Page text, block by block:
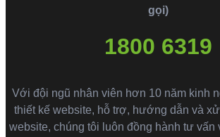
gọi)
1800 6319
Với đội ngũ nhân viên hơn 10 năm kinh
thiết kế website, hỗ trợ, hướng dẫn và
website, chúng tôi luôn đồng hành tư vấn